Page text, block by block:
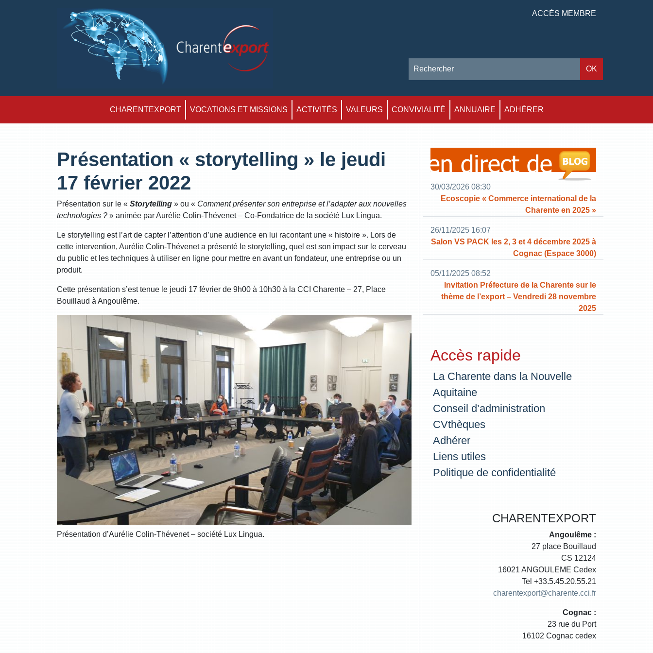
ACCÈS MEMBRE
CHARENTEXPORT VOCATIONS ET MISSIONS ACTIVITÉS VALEURS CONVIVIALITÉ ANNUAIRE ADHÉRER
Présentation « storytelling » le jeudi
17 février 2022
Présentation sur le « Storytelling » ou « Comment présenter son entreprise et l’adapter aux nouvelles
technologies ? » animée par Aurélie Colin-Thévenet – Co-Fondatrice de la société Lux Lingua.
Le storytelling est l’art de capter l’attention d’une audience en lui racontant une « histoire ». Lors de
cette intervention, Aurélie Colin-Thévenet a présenté le storytelling, quel est son impact sur le cerveau
du public et les techniques à utiliser en ligne pour mettre en avant un fondateur, une entreprise ou un
produit.
Cette présentation s’est tenue le jeudi 17 février de 9h00 à 10h30 à la CCI Charente – 27, Place
Bouillaud à Angoulême.
Présentation d’Aurélie Colin-Thévenet – société Lux Lingua.
30/03/2026 08:30
Ecoscopie « Commerce international de la
Charente en 2025 »
26/11/2025 16:07
Salon VS PACK les 2, 3 et 4 décembre 2025 à
Cognac (Espace 3000)
05/11/2025 08:52
Invitation Préfecture de la Charente sur le
thème de l’export – Vendredi 28 novembre
2025
Accès rapide
La Charente dans la Nouvelle
Aquitaine
Conseil d’administration
CVthèques
Adhérer
Liens utiles
Politique de confidentialité
CHARENTEXPORT
Angoulême :
27 place Bouillaud
CS 12124
16021 ANGOULEME Cedex
Tel +33.5.45.20.55.21
charentexport@charente.cci.fr
Cognac :
23 rue du Port
16102 Cognac cedex